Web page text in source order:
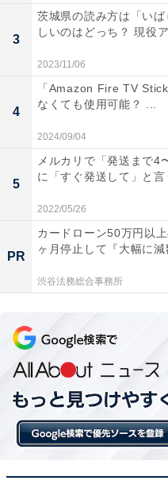
グラマー、事務職、トラ
ラック運転手は、どの職
方、ほかの仕事は職場に
ェントなどを通して事前
2. 体を動かす
人との関
家での仕事も避けたい人
品を集めるピッキングや
員、フードデリバリーで
え、運動不足が解消でき
3. 人間関係が苦手人間
約更新しながら働く派遣
すめです。工場・作業系
職、エンジニアなどあら
4. チームワークが苦手
データ入力やトラック運
事が向いています。人と
世界に没頭できます。
5. 誰とも関わりたくない
3
茨城県の読み方は「い
しいのはどっち？ 現役
2023/11/06
4
「Amazon Fire TV
なくても使用可能？ ...
2024/09/04
5
メルカリで「発送まで4
に「すぐ発送して」と言
2022/05/26
PR
カードローン50万円以
ヶ月停止して『大幅に減
渋谷法務総合事務所